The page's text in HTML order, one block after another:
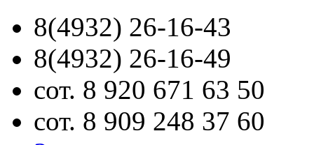
8(4932) 26-16-43
8(4932) 26-16-49
сот. 8 920 671 63 50
сот. 8 909 248 37 60